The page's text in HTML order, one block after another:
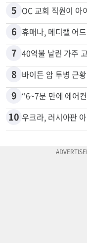
4 40대 여성, 오진으
5 OC 교회 직원이 아
6 휴매나, 메디캘 어
7 40억불 날린 가주
8
9
우크라, 러시아판